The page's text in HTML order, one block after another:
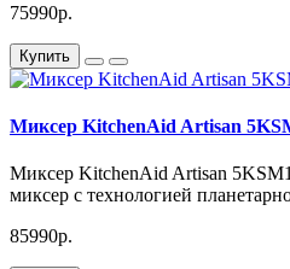
75990р.
Купить
Миксер KitchenAid Artisan
Миксер KitchenAid Artisan
миксер c технологией
85990р.